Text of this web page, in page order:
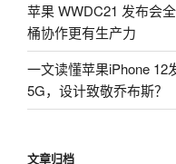
苹果 WWDC21 发布会
桶协作更有生产力
一文读懂苹果iPhone 12
5G，设计致敬乔布斯？
文章归档